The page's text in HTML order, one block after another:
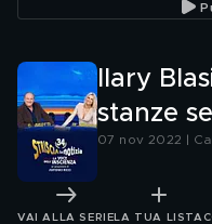
Ilary
stanze
07 nov 2022 |
VAI ALLA SERIE LA TUA LISTA